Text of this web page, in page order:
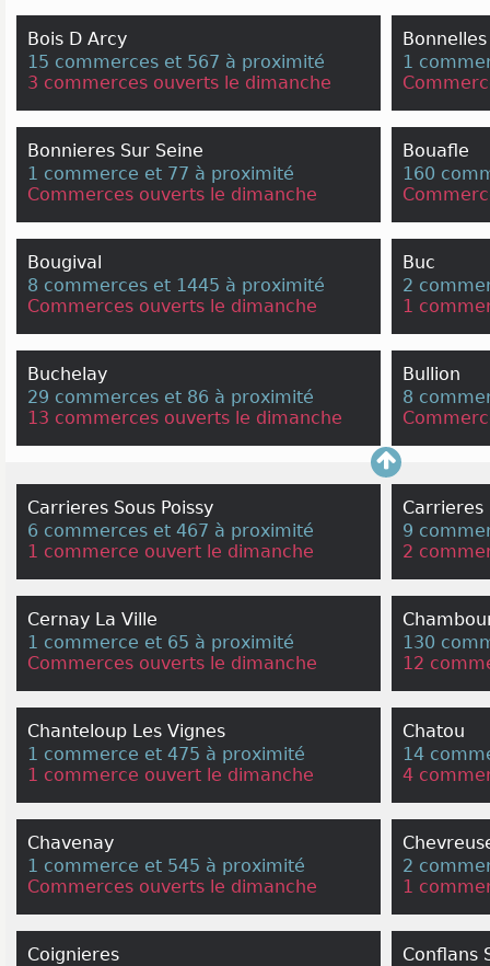
Bois D Arcy
15 commerces et 567 à proximité
3 commerces ouverts le dimanche
Bonnelles
1
Bonnieres Sur Seine
1 commerce et 77 à proximité
Commerces ouverts le dimanche
Bouafle
160
Bougival
8 commerces et 1445 à proximité
Commerces ouverts le dimanche
Buc
2
1
Buchelay
29 commerces et 86 à proximité
13 commerces ouverts le dimanche
Bullion
8
Carrieres Sous Poissy
6 commerces et 467 à proximité
1 commerce ouvert le dimanche
Carrieres
9
2
Cernay La Ville
1 commerce et 65 à proximité
Commerces ouverts le dimanche
130
12
Chanteloup Les Vignes
1 commerce et 475 à proximité
1 commerce ouvert le dimanche
Chatou
14
4
Chavenay
1 commerce et 545 à proximité
Commerces ouverts le dimanche
2
1
Coignieres
Conflans